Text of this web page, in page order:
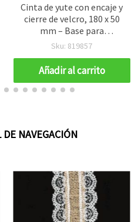
Cinta de yute con encaje y
cierre de velcro, 180 x 50
mm – Base para
decoración DIY y
Sku: 819857
Añadir al carrito
NAVEGACIÓN